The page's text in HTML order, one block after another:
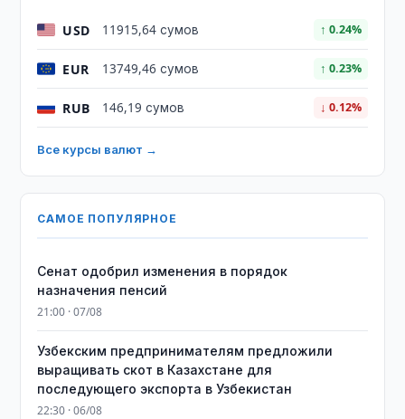
USD 11915,64 сумов ↑ 0.24%
EUR 13749,46 сумов ↑ 0.23%
RUB 146,19 сумов ↓ 0.12%
Все курсы валют →
САМОЕ ПОПУЛЯРНОЕ
Сенат одобрил изменения в порядок
назначения пенсий
21:00 · 07/08
Узбекским предпринимателям предложили
выращивать скот в Казахстане для
последующего экспорта в Узбекистан
22:30 · 06/08